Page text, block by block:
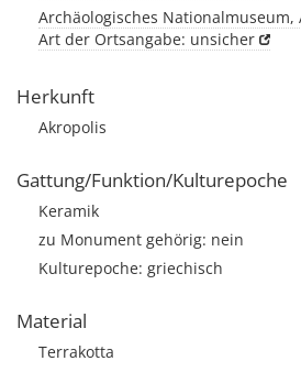
Archäologisches
Art der Ortsangabe: unsicher
Herkunft
Akropolis
Gattung/Funktion/Kulturepoche
Keramik
zu Monument gehörig: nein
Kulturepoche: griechisch
Material
Terrakotta